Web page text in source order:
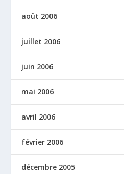
août 2006
juillet 2006
juin 2006
mai 2006
avril 2006
février 2006
décembre 2005